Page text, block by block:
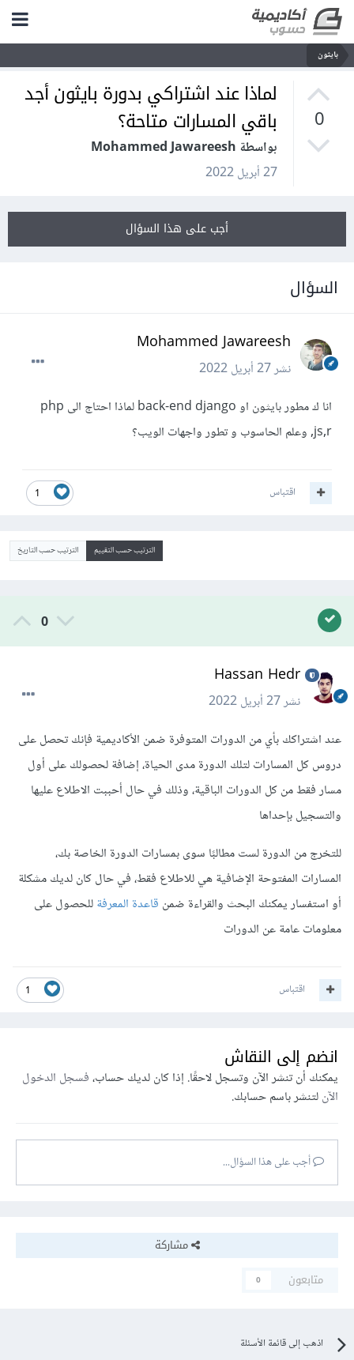
بايثون
0
لماذا عند اشتراكي بدورة بايثون أجد
باقي المسارات متاحة؟
بواسطة Mohammed Jawareesh
27 أبريل 2022
أجب على هذا السؤال
السؤال
Mohammed Jawareesh
نشر27 أبريل 2022
انا ك مطور بايثون او back-end django لماذا احتاج الى php
,js,r وعلم الحاسوب و تطور واجهات الويب؟
1 اقتباس
الترتيب حسب التقييم الترتيب حسب التاريخ
0
Hassan Hedr
نشر27 أبريل 2022
عند اشتراكك بأي من الدورات المتوفرة ضمن الأكاديمية فإنك تحصل على
دروس كل المسارات لتلك الدورة مدى الحياة، إضافة لحصولك على أول
مسار فقط من كل الدورات الباقية، وذلك في حال أحببت الاطلاع عليها
والتسجيل بإحداها
للتخرج من الدورة لست مطالبًا سوى بمسارات الدورة الخاصة بك،
المسارات المفتوحة الإضافية هي للاطلاع فقط، في حال كان لديك مشكلة
أو استفسار يمكنك البحث والقراءة ضمن قاعدة المعرفةللحصول على
معلومات عامة عن الدورات
1 اقتباس
انضم إلى النقاش
يمكنك أن تنشر الآن وتسجل لاحقًا. إذا كان لديك حساب،فسجل الدخول
الآنلتنشر باسم حسابك.
أجب على هذا السؤال...
مشاركة
متابعون
0
اذهب إلى قائمة الأسئلة